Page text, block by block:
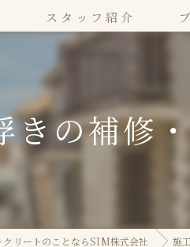
スタッフ紹介
の補修
クリートのことならSIM株式会社 施